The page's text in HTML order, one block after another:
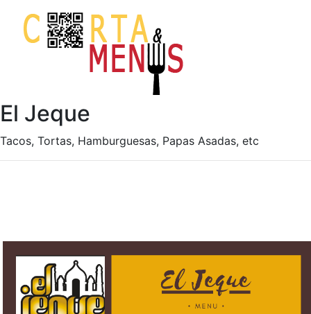
El Jeque
Tacos, Tortas, Hamburguesas, Papas Asadas, etc